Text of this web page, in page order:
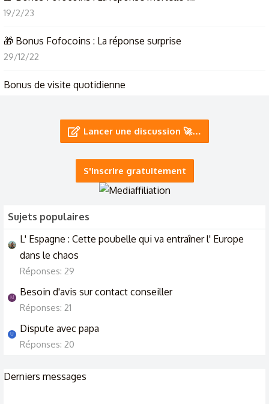
19/2/23
🎁 Bonus Fofocoins : La réponse surprise
29/12/22
Bonus de visite quotidienne
Code parrain iGraal 3€ bonus - Gagner du cashbak facile
Lancer une discussion 🚀…
S'inscrire gratuitement
Sujets populaires
L' Espagne : Cette poubelle qui va entraîner l' Europe
dans le chaos
Réponses: 29
M Besoin d'avis sur contact conseiller
Réponses: 21
U Dispute avec papa
Réponses: 20
Derniers messages